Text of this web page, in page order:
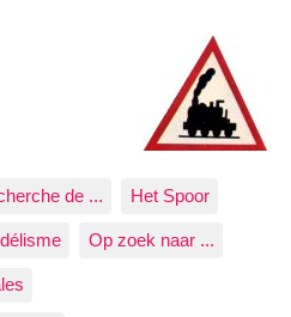
de ... Het Spoor
Op zoek naar ...